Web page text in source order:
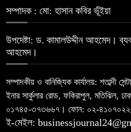
রহিমা ফুডের
পেয়েছে
আগামী
প্রধানমন্ত্রী
সম্পাদক : মো: হাসান কবির ভূঁইয়া
উপদেষ্টা: ড. কামালউদ্দীন আহমেদ।
আহমেদ।
সম্পাদকীয় ও বানিজ্যিক কার্যালয়: শতাব্দী
ইনার সার্কুলার রোড, ফকিরাপুল, মতিঝিল,
০১৭৪৫-৩৭৩৬৬৭। ফোন: ০২-
ই-মেইল: